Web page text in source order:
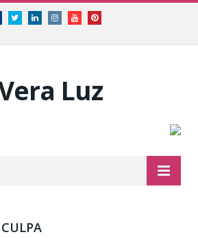
FacebookTwitterLinkedinInstagramYoutubePinterest
CULPA